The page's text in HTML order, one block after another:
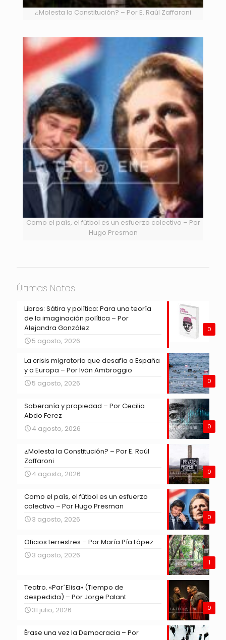
¿Molesta la Constitución? – Por E. Raúl Zaffaroni
Como el país, el fútbol es un esfuerzo colectivo – Por
Hugo Presman
Últimas Notas
0
Libros: Sátira y política: Para una teoría
de la imaginación política – Por
Alejandra González
5 agosto, 2026
0
La crisis migratoria que desafía a España
y a Europa – Por Iván Ambroggio
5 agosto, 2026
0
Soberanía y propiedad – Por Cecilia
Abdo Ferez
4 agosto, 2026
0
¿Molesta la Constitución? – Por E. Raúl
Zaffaroni
4 agosto, 2026
0
Como el país, el fútbol es un esfuerzo
colectivo – Por Hugo Presman
3 agosto, 2026
1
Oficios terrestres – Por María Pía López
3 agosto, 2026
0
Teatro. «Par´Elisa» (Tiempo de
despedida) – Por Jorge Palant
31 julio, 2026
Érase una vez la Democracia – Por